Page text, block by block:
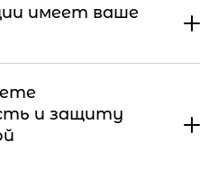
имеет ваше
и защиту